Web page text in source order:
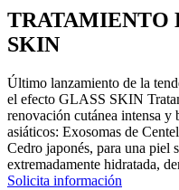
TRATAMIENTO
SKIN
Último lanzamiento de la
el efecto GLASS SKIN
renovación cutánea intensa y
asiáticos: Exosomas de
Cedro japonés, para una piel
extremadamente hidratada,
Solicita información